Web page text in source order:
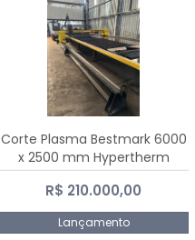
Corte Plasma Bestmark 6000
x 2500 mm Hypertherm
MaxPro 200
R$ 210.000,00
Lançamento